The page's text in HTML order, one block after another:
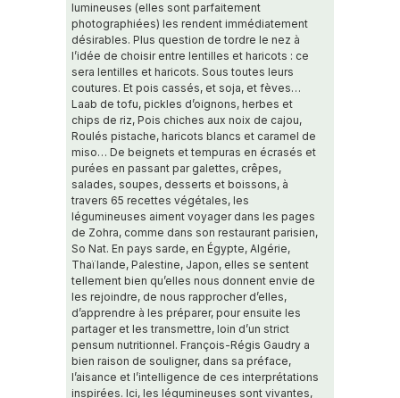
lumineuses (elles sont parfaitement
photographiées) les rendent immédiatement
désirables. Plus question de tordre le nez à
l’idée de choisir entre lentilles et haricots : ce
sera lentilles et haricots. Sous toutes leurs
coutures. Et pois cassés, et soja, et fèves…
Laab de tofu, pickles d’oignons, herbes et
chips de riz, Pois chiches aux noix de cajou,
Roulés pistache, haricots blancs et caramel de
miso… De beignets et tempuras en écrasés et
purées en passant par galettes, crêpes,
salades, soupes, desserts et boissons, à
travers 65 recettes végétales, les
légumineuses aiment voyager dans les pages
de Zohra, comme dans son restaurant parisien,
So Nat. En pays sarde, en Égypte, Algérie,
Thaïlande, Palestine, Japon, elles se sentent
tellement bien qu’elles nous donnent envie de
les rejoindre, de nous rapprocher d’elles,
d’apprendre à les préparer, pour ensuite les
partager et les transmettre, loin d’un strict
pensum nutritionnel. François-Régis Gaudry a
bien raison de souligner, dans sa préface,
l’aisance et l’intelligence de ces interprétations
inspirées. Ici, les légumineuses sont vivantes,